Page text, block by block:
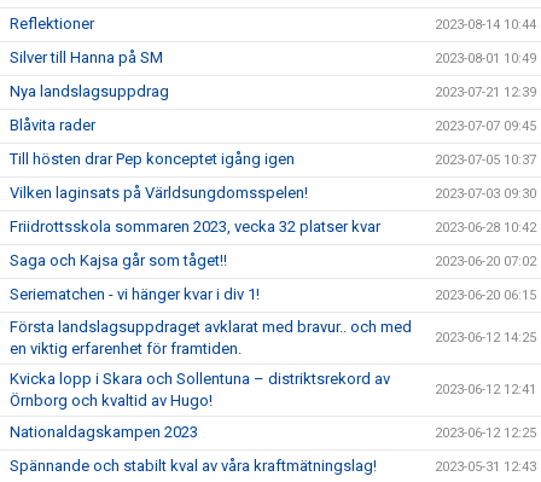
Reflektioner 2023-08-14 10:44
Silver till Hanna på SM 2023-08-01 10:49
Nya landslagsuppdrag 2023-07-21 12:39
Blåvita rader 2023-07-07 09:45
Till hösten drar Pep konceptet igång igen 2023-07-05 10:37
Vilken laginsats på Världsungdomsspelen! 2023-07-03 09:30
Friidrottsskola sommaren 2023, vecka 32 platser kvar 2023-06-28 10:42
Saga och Kajsa går som tåget!! 2023-06-20 07:02
Seriematchen - vi hänger kvar i div 1! 2023-06-20 06:15
Första landslagsuppdraget avklarat med bravur.. och med
en viktig erfarenhet för framtiden.
2023-06-12 14:25
Kvicka lopp i Skara och Sollentuna – distriktsrekord av
Örnborg och kvaltid av Hugo!
2023-06-12 12:41
Nationaldagskampen 2023 2023-06-12 12:25
Spännande och stabilt kval av våra kraftmätningslag! 2023-05-31 12:43